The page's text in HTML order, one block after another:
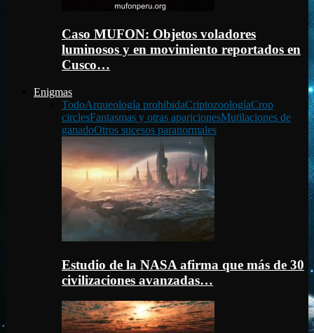
Caso MUFON: Objetos voladores
luminosos y en movimiento reportados en
Cusco…
Enigmas
TodoArqueología prohibidaCriptozoologíaCrop
circlesFantasmas y otras aparicionesMutilaciones de
ganadoOtros sucesos paranormales
Estudio de la NASA afirma que más de 30
civilizaciones avanzadas…